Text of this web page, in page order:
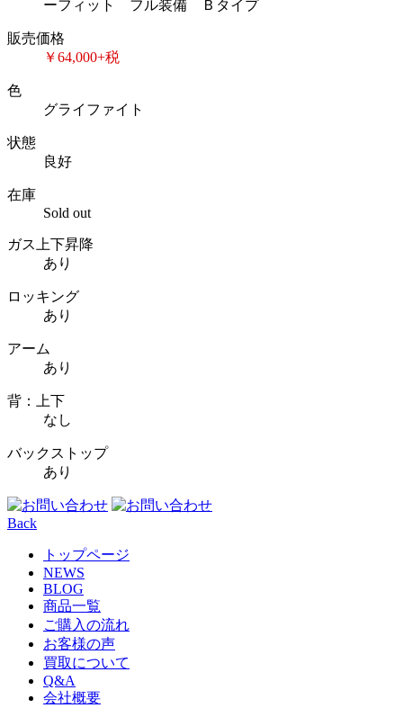
ーフィット フル装備 Ｂタイプ
販売価格
￥64,000+税
色
グライファイト
状態
良好
在庫
Sold out
ガス上下昇降
あり
ロッキング
あり
アーム
あり
背：上下
なし
バックストップ
あり
Back
トップページ
NEWS
BLOG
商品一覧
ご購入の流れ
お客様の声
買取について
Q&A
会社概要